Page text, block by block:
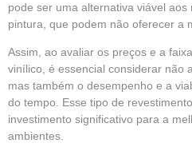
pode ser uma alternativa viável aos
pintura, que podem não oferecer a
Assim, ao avaliar os preços e a
vinílico, é essencial considerar não
mas também o desempenho e a
do tempo. Esse tipo de
investimento significativo para a
ambientes.